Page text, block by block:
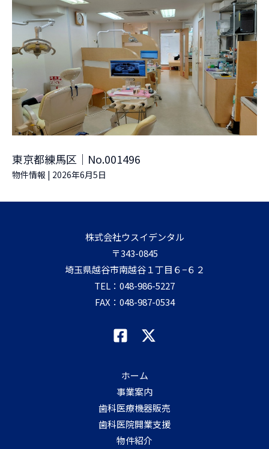
東京都練馬区｜No.001496
物件情報 | 2026年6月5日
株式会社ウスイデンタル
〒343-0845
埼玉県越谷市南越谷１丁目６−６２
TEL： 048-986-5227
FAX：048-987-0534
ホーム
事業案内
歯科医療機器販売
歯科医院開業支援
物件紹介